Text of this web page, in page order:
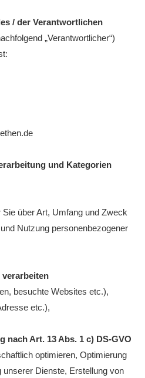
2026
/ der Verantwortlichen
„Verantwortlicher“)
und Kategorien
über Art, Umfang und Zweck
Nutzung personenbezogener
verarbeiten
besuchte Websites etc.),
etc.),
nach Art. 13 Abs. 1 c) DS-GVO
optimieren, Optimierung
Dienste, Erstellung von